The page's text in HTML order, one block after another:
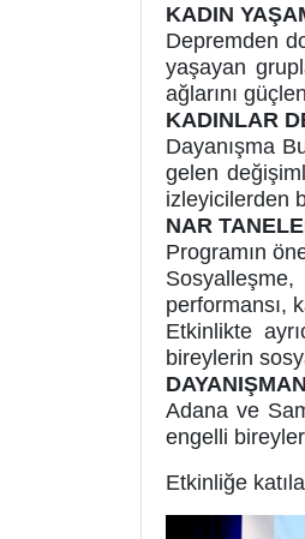
KADIN
Depremden
yaşayan
ağlarını
KADINLAR
Dayanışma
gelen
izleyicilerden
NAR
Programın
performansı,
Etkinlikte
bireylerin
Adana ve
engelli
Etkinliğe